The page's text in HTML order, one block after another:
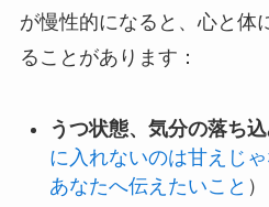
が慢性的になると、心と体
ることがあります：
うつ状態、気分の落ち
に入れないのは甘えじ
あなたへ伝えたいこと ）